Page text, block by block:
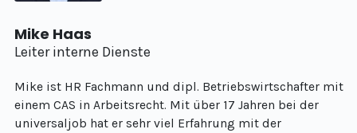
Mike Haas
Leiter interne Dienste
Mike ist HR Fachmann und dipl. Betriebswirtschafter mit
einem CAS in Arbeitsrecht. Mit über 17 Jahren bei der
universaljob hat er sehr viel Erfahrung mit der